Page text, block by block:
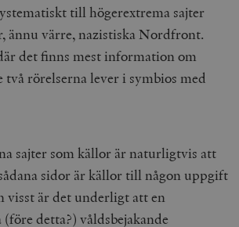
till högerextrema sajter
ännu värre, nazistiska Nordfront.
det finns mest information om
två rörelserna lever i symbios med
sajter som källor är naturligtvis att
sidor är källor till någon uppgift
visst är det underligt att en
detta?) våldsbejakande